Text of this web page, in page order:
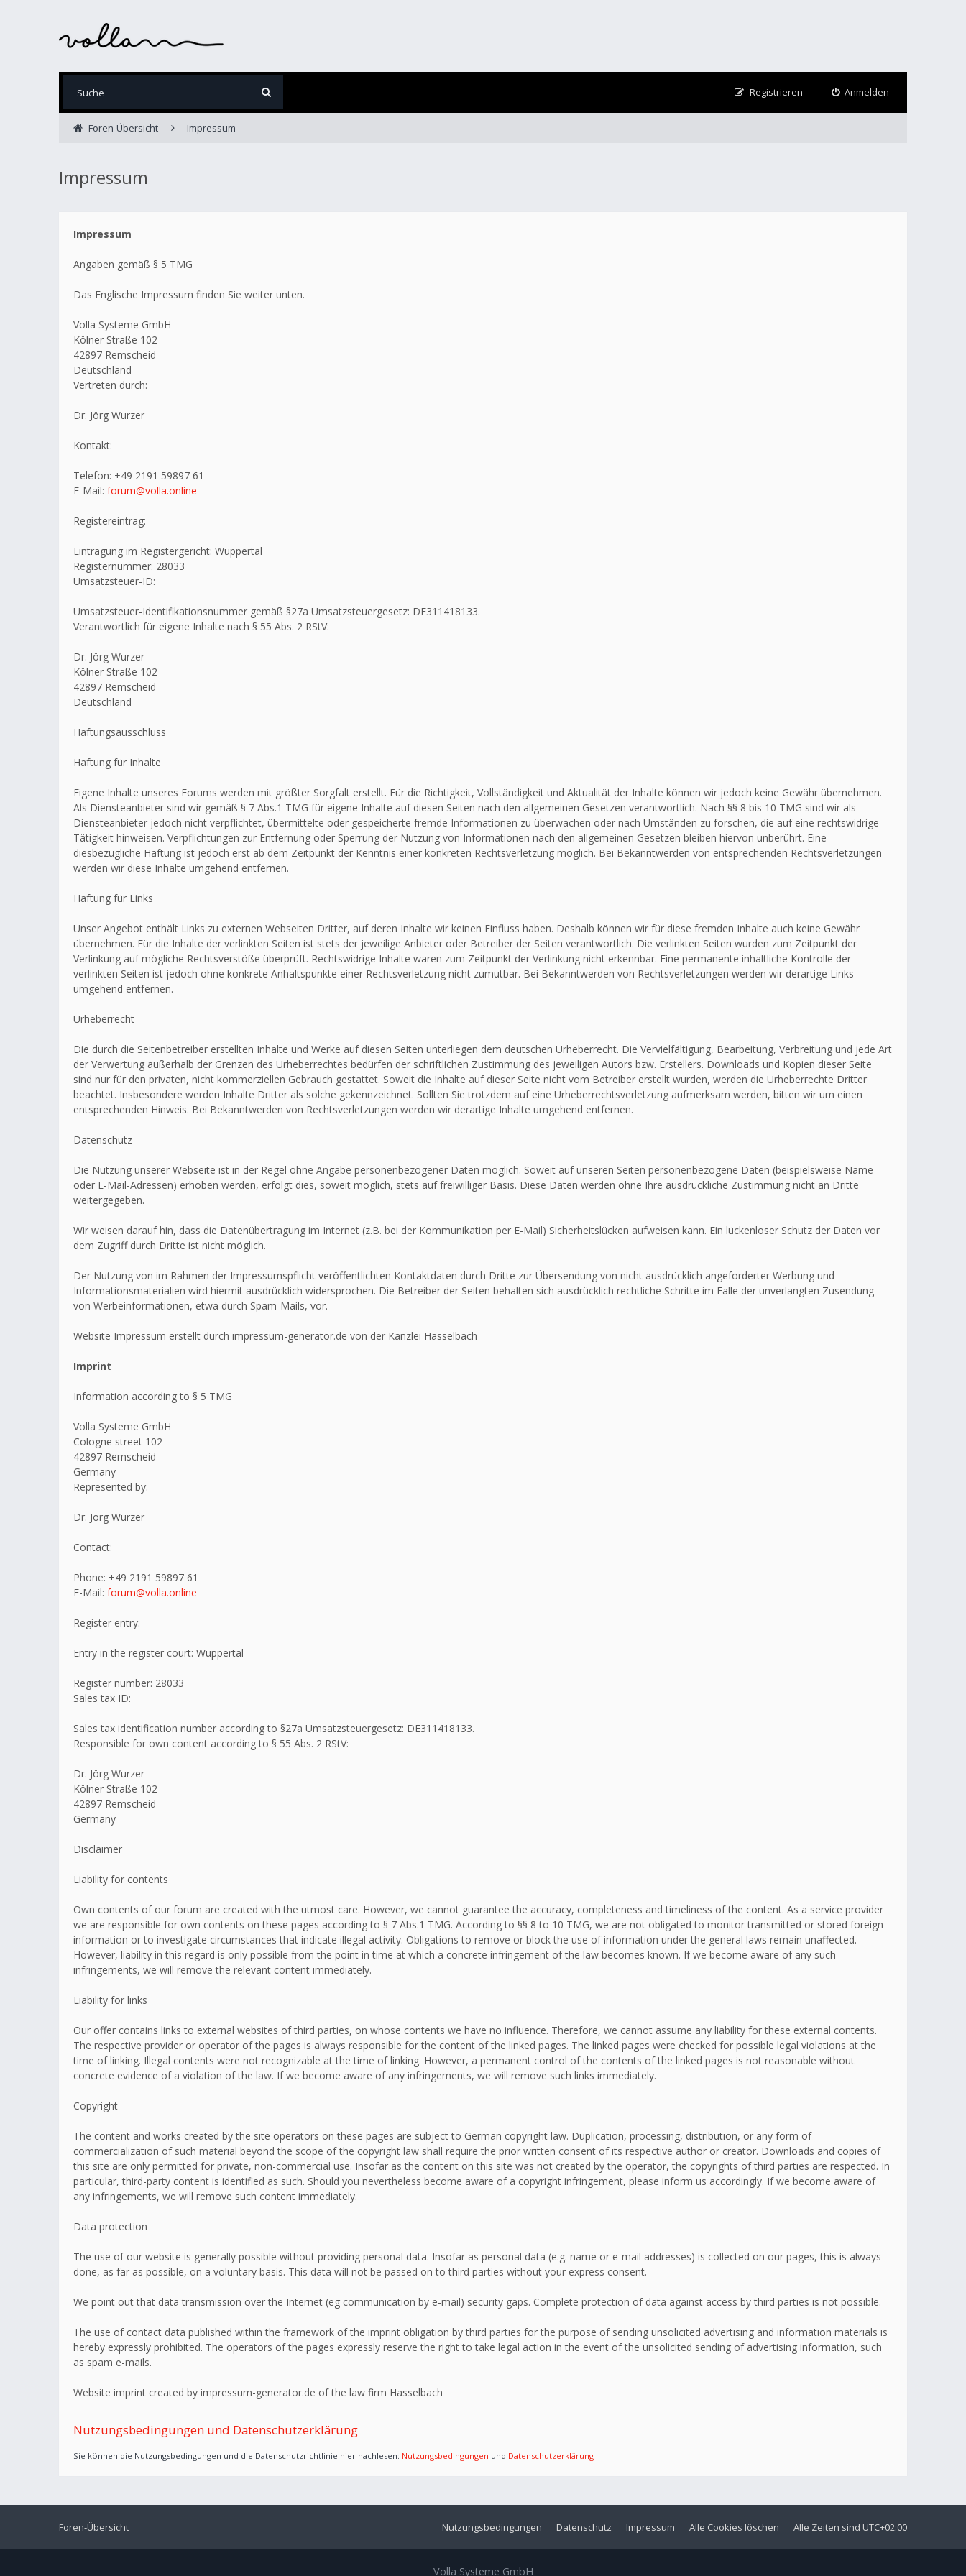
Anmelden
Registrieren
Foren-Übersicht Impressum
Impressum
Impressum
Angaben gemäß § 5 TMG
Das Englische Impressum finden Sie weiter unten.
Volla Systeme GmbH
Kölner Straße 102
42897 Remscheid
Deutschland
Vertreten durch:
Dr. Jörg Wurzer
Kontakt:
Telefon: +49 2191 59897 61
E-Mail: forum@volla.online
Registereintrag:
Eintragung im Registergericht: Wuppertal
Registernummer: 28033
Umsatzsteuer-ID:
Umsatzsteuer-Identifikationsnummer gemäß §27a Umsatzsteuergesetz: DE311418133.
Verantwortlich für eigene Inhalte nach § 55 Abs. 2 RStV:
Dr. Jörg Wurzer
Kölner Straße 102
42897 Remscheid
Deutschland
Haftungsausschluss
Haftung für Inhalte
Eigene Inhalte unseres Forums werden mit größter Sorgfalt erstellt. Für die Richtigkeit, Vollständigkeit und Aktualität der Inhalte können wir jedoch keine Gewähr übernehmen.
Als Diensteanbieter sind wir gemäß § 7 Abs.1 TMG für eigene Inhalte auf diesen Seiten nach den allgemeinen Gesetzen verantwortlich. Nach §§ 8 bis 10 TMG sind wir als
Diensteanbieter jedoch nicht verpflichtet, übermittelte oder gespeicherte fremde Informationen zu überwachen oder nach Umständen zu forschen, die auf eine rechtswidrige
Tätigkeit hinweisen. Verpflichtungen zur Entfernung oder Sperrung der Nutzung von Informationen nach den allgemeinen Gesetzen bleiben hiervon unberührt. Eine
diesbezügliche Haftung ist jedoch erst ab dem Zeitpunkt der Kenntnis einer konkreten Rechtsverletzung möglich. Bei Bekanntwerden von entsprechenden Rechtsverletzungen
werden wir diese Inhalte umgehend entfernen.
Haftung für Links
Unser Angebot enthält Links zu externen Webseiten Dritter, auf deren Inhalte wir keinen Einfluss haben. Deshalb können wir für diese fremden Inhalte auch keine Gewähr
übernehmen. Für die Inhalte der verlinkten Seiten ist stets der jeweilige Anbieter oder Betreiber der Seiten verantwortlich. Die verlinkten Seiten wurden zum Zeitpunkt der
Verlinkung auf mögliche Rechtsverstöße überprüft. Rechtswidrige Inhalte waren zum Zeitpunkt der Verlinkung nicht erkennbar. Eine permanente inhaltliche Kontrolle der
verlinkten Seiten ist jedoch ohne konkrete Anhaltspunkte einer Rechtsverletzung nicht zumutbar. Bei Bekanntwerden von Rechtsverletzungen werden wir derartige Links
umgehend entfernen.
Urheberrecht
Die durch die Seitenbetreiber erstellten Inhalte und Werke auf diesen Seiten unterliegen dem deutschen Urheberrecht. Die Vervielfältigung, Bearbeitung, Verbreitung und jede Art
der Verwertung außerhalb der Grenzen des Urheberrechtes bedürfen der schriftlichen Zustimmung des jeweiligen Autors bzw. Erstellers. Downloads und Kopien dieser Seite
sind nur für den privaten, nicht kommerziellen Gebrauch gestattet. Soweit die Inhalte auf dieser Seite nicht vom Betreiber erstellt wurden, werden die Urheberrechte Dritter
beachtet. Insbesondere werden Inhalte Dritter als solche gekennzeichnet. Sollten Sie trotzdem auf eine Urheberrechtsverletzung aufmerksam werden, bitten wir um einen
entsprechenden Hinweis. Bei Bekanntwerden von Rechtsverletzungen werden wir derartige Inhalte umgehend entfernen.
Datenschutz
Die Nutzung unserer Webseite ist in der Regel ohne Angabe personenbezogener Daten möglich. Soweit auf unseren Seiten personenbezogene Daten (beispielsweise Name
oder E-Mail-Adressen) erhoben werden, erfolgt dies, soweit möglich, stets auf freiwilliger Basis. Diese Daten werden ohne Ihre ausdrückliche Zustimmung nicht an Dritte
weitergegeben.
Wir weisen darauf hin, dass die Datenübertragung im Internet (z.B. bei der Kommunikation per E-Mail) Sicherheitslücken aufweisen kann. Ein lückenloser Schutz der Daten vor
dem Zugriff durch Dritte ist nicht möglich.
Der Nutzung von im Rahmen der Impressumspflicht veröffentlichten Kontaktdaten durch Dritte zur Übersendung von nicht ausdrücklich angeforderter Werbung und
Informationsmaterialien wird hiermit ausdrücklich widersprochen. Die Betreiber der Seiten behalten sich ausdrücklich rechtliche Schritte im Falle der unverlangten Zusendung
von Werbeinformationen, etwa durch Spam-Mails, vor.
Website Impressum erstellt durch impressum-generator.de von der Kanzlei Hasselbach
Imprint
Information according to § 5 TMG
Volla Systeme GmbH
Cologne street 102
42897 Remscheid
Germany
Represented by:
Dr. Jörg Wurzer
Contact:
Phone: +49 2191 59897 61
E-Mail: forum@volla.online
Register entry:
Entry in the register court: Wuppertal
Register number: 28033
Sales tax ID:
Sales tax identification number according to §27a Umsatzsteuergesetz: DE311418133.
Responsible for own content according to § 55 Abs. 2 RStV:
Dr. Jörg Wurzer
Kölner Straße 102
42897 Remscheid
Germany
Disclaimer
Liability for contents
Own contents of our forum are created with the utmost care. However, we cannot guarantee the accuracy, completeness and timeliness of the content. As a service provider
we are responsible for own contents on these pages according to § 7 Abs.1 TMG. According to §§ 8 to 10 TMG, we are not obligated to monitor transmitted or stored foreign
information or to investigate circumstances that indicate illegal activity. Obligations to remove or block the use of information under the general laws remain unaffected.
However, liability in this regard is only possible from the point in time at which a concrete infringement of the law becomes known. If we become aware of any such
infringements, we will remove the relevant content immediately.
Liability for links
Our offer contains links to external websites of third parties, on whose contents we have no influence. Therefore, we cannot assume any liability for these external contents.
The respective provider or operator of the pages is always responsible for the content of the linked pages. The linked pages were checked for possible legal violations at the
time of linking. Illegal contents were not recognizable at the time of linking. However, a permanent control of the contents of the linked pages is not reasonable without
concrete evidence of a violation of the law. If we become aware of any infringements, we will remove such links immediately.
Copyright
The content and works created by the site operators on these pages are subject to German copyright law. Duplication, processing, distribution, or any form of
commercialization of such material beyond the scope of the copyright law shall require the prior written consent of its respective author or creator. Downloads and copies of
this site are only permitted for private, non-commercial use. Insofar as the content on this site was not created by the operator, the copyrights of third parties are respected. In
particular, third-party content is identified as such. Should you nevertheless become aware of a copyright infringement, please inform us accordingly. If we become aware of
any infringements, we will remove such content immediately.
Data protection
The use of our website is generally possible without providing personal data. Insofar as personal data (e.g. name or e-mail addresses) is collected on our pages, this is always
done, as far as possible, on a voluntary basis. This data will not be passed on to third parties without your express consent.
We point out that data transmission over the Internet (eg communication by e-mail) security gaps. Complete protection of data against access by third parties is not possible.
The use of contact data published within the framework of the imprint obligation by third parties for the purpose of sending unsolicited advertising and information materials is
hereby expressly prohibited. The operators of the pages expressly reserve the right to take legal action in the event of the unsolicited sending of advertising information, such
as spam e-mails.
Website imprint created by impressum-generator.de of the law firm Hasselbach
Nutzungsbedingungen und Datenschutzerklärung
Sie können die Nutzungsbedingungen und die Datenschutzrichtlinie hier nachlesen: Nutzungsbedingungen und Datenschutzerklärung
Foren-Übersicht Alle Zeiten sind UTC+02:00
Alle Cookies löschen
Impressum
Datenschutz
Nutzungsbedingungen
Volla Systeme GmbH